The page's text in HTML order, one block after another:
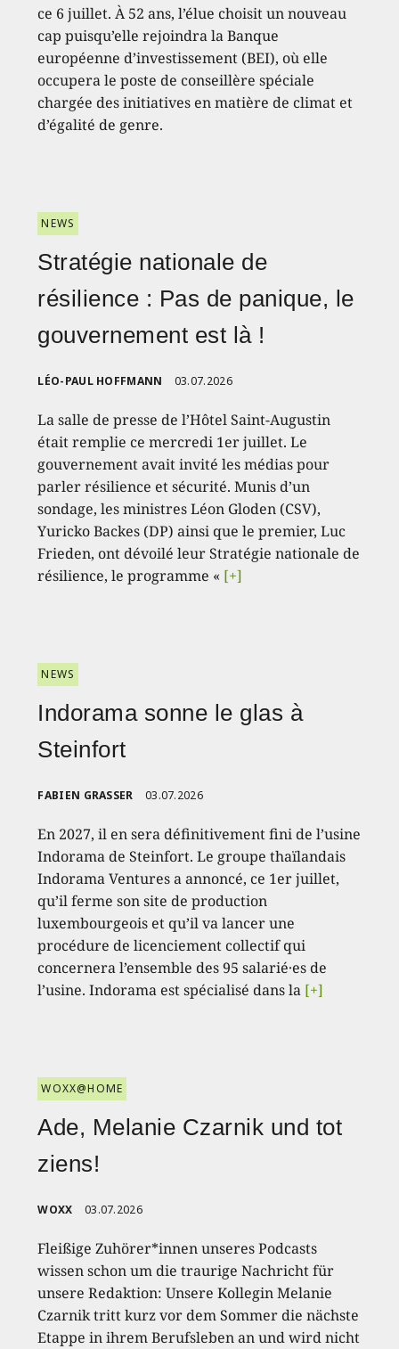
ce 6 juillet. À 52 ans, l’élue choisit un nouveau
cap puisqu’elle rejoindra la Banque
européenne d’investissement (BEI), où elle
occupera le poste de conseillère spéciale
chargée des initiatives en matière de climat et
d’égalité de genre.
NEWS
Stratégie nationale de
résilience : Pas de panique, le
gouvernement est là !
LÉO-PAUL HOFFMANN 03.07.2026
La salle de presse de l’Hôtel Saint-Augustin
était remplie ce mercredi 1er juillet. Le
gouvernement avait invité les médias pour
parler résilience et sécurité. Munis d’un
sondage, les ministres Léon Gloden (CSV),
Yuricko Backes (DP) ainsi que le premier, Luc
Frieden, ont dévoilé leur Stratégie nationale de
résilience, le programme « [+]
NEWS
Indorama sonne le glas à
Steinfort
FABIEN GRASSER 03.07.2026
En 2027, il en sera définitivement fini de l’usine
Indorama de Steinfort. Le groupe thaïlandais
Indorama Ventures a annoncé, ce 1er juillet,
qu’il ferme son site de production
luxembourgeois et qu’il va lancer une
procédure de licenciement collectif qui
concernera l’ensemble des 95 salarié·es de
l’usine. Indorama est spécialisé dans la [+]
WOXX@HOME
Ade, Melanie Czarnik und tot
ziens!
WOXX 03.07.2026
Fleißige Zuhörer*innen unseres Podcasts
wissen schon um die traurige Nachricht für
unsere Redaktion: Unsere Kollegin Melanie
Czarnik tritt kurz vor dem Sommer die nächste
Etappe in ihrem Berufsleben an und wird nicht